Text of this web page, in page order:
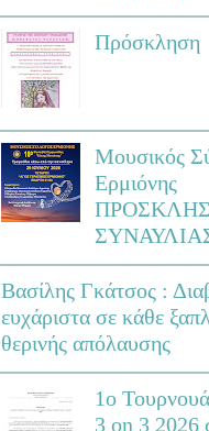
Πρόσκληση
Μουσικός
Ερμιόνης
Βασίλης Γκάτσος :
ευχάριστα σε κάθε
θερινής απόλαυσης
1ο
3 on 3 2026